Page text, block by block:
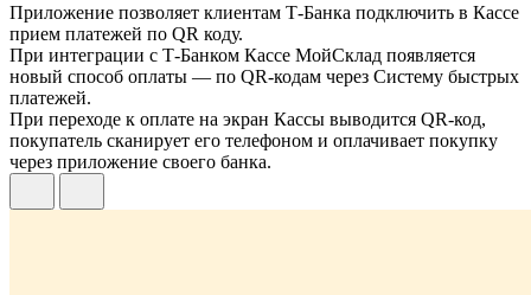
Приложение позволяет клиентам Т-Банка подключить в Кассе
прием платежей по QR коду.
При интеграции с Т-Банком Кассе МойСклад появляется
новый способ оплаты — по QR-кодам через Систему быстрых
платежей.
При переходе к оплате на экран Кассы выводится QR-код,
покупатель сканирует его телефоном и оплачивает покупку
через приложение своего банка.